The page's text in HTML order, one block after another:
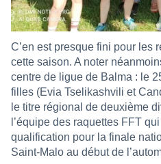
C’en est presque fini pour les
cette saison. A noter
centre de ligue de Balma : le
filles (Evia Tselikashvili et
le titre régional de deuxième
l’équipe des raquettes FFT
qualification pour la finale
Saint-Malo au début de